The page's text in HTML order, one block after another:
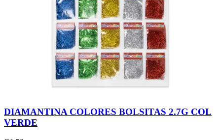
DIAMANTINA COLORES BOLSITAS 2.7G COL
VERDE